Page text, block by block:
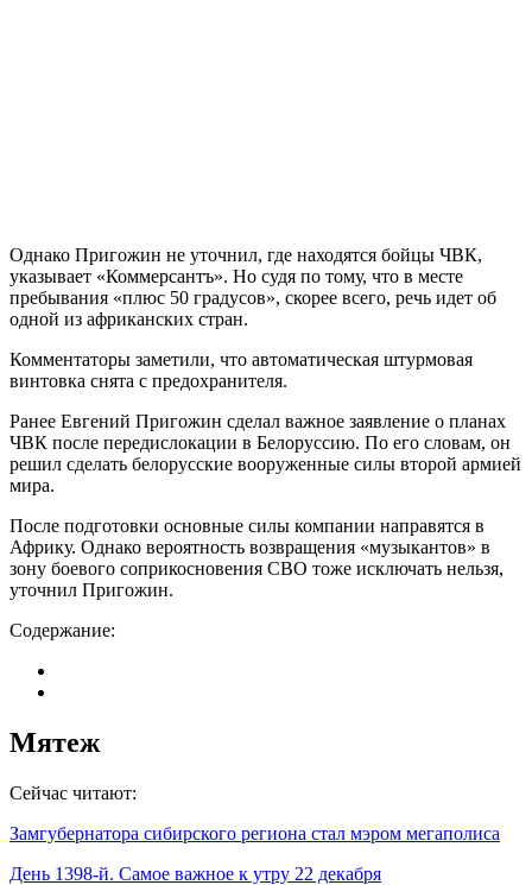
Однако Пригожин не уточнил, где находятся бойцы ЧВК,
указывает «Коммерсантъ». Но судя по тому, что в месте
пребывания «плюс 50 градусов», скорее всего, речь идет об
одной из африканских стран.
Комментаторы заметили, что автоматическая штурмовая
винтовка снята с предохранителя.
Ранее Евгений Пригожин сделал важное заявление о планах
ЧВК после передислокации в Белоруссию. По его словам, он
решил сделать белорусские вооруженные силы второй армией
мира.
После подготовки основные силы компании направятся в
Африку. Однако вероятность возвращения «музыкантов» в
зону боевого соприкосновения СВО тоже исключать нельзя,
уточнил Пригожин.
Содержание:
Мятеж
Сейчас читают:
Замгубернатора сибирского региона стал мэром мегаполиса
День 1398-й. Самое важное к утру 22 декабря